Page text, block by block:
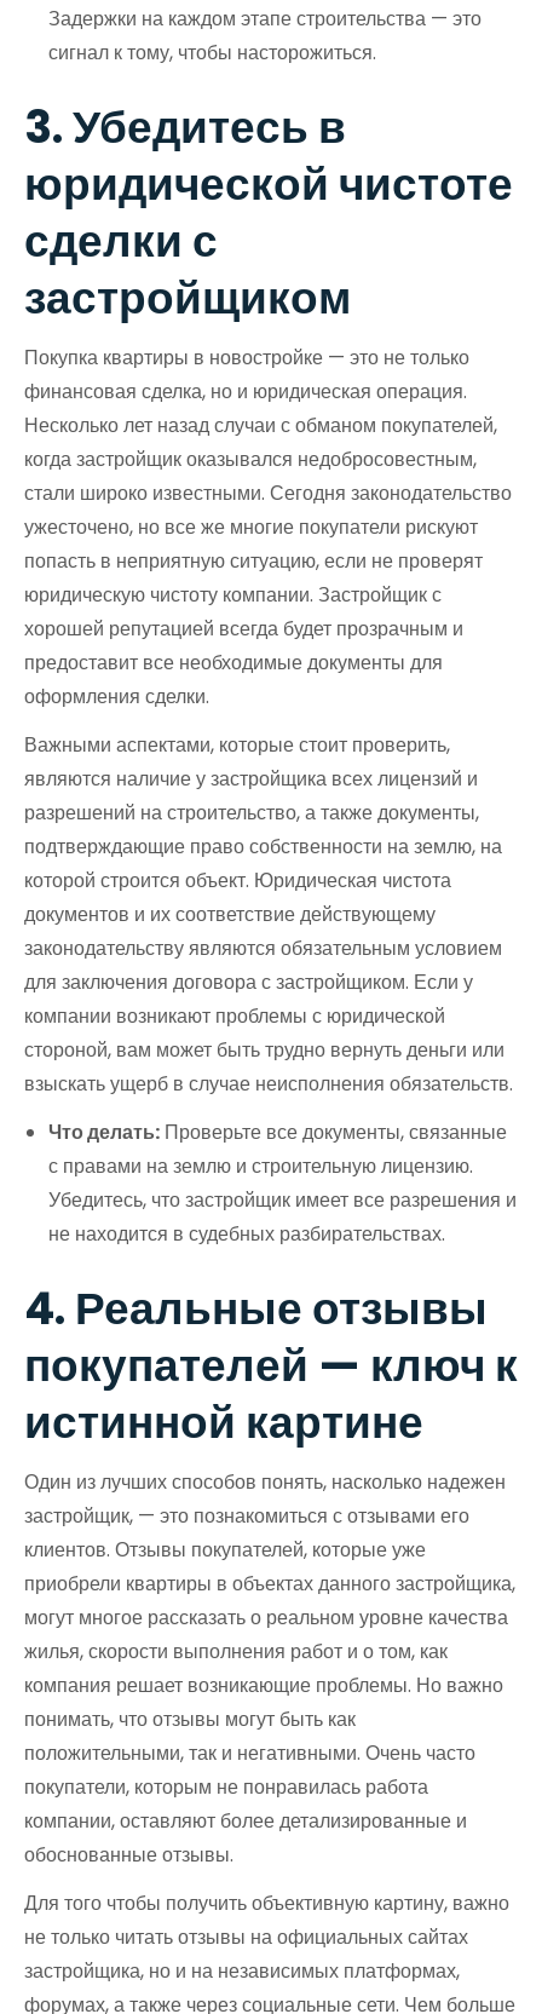
Задержки на каждом этапе строительства — это
сигнал к тому, чтобы насторожиться.
3. Убедитесь в
юридической чистоте
сделки с
застройщиком
Покупка квартиры в новостройке — это не только
финансовая сделка, но и юридическая операция.
Несколько лет назад случаи с обманом покупателей,
когда застройщик оказывался недобросовестным,
стали широко известными. Сегодня законодательство
ужесточено, но все же многие покупатели рискуют
попасть в неприятную ситуацию, если не проверят
юридическую чистоту компании. Застройщик с
хорошей репутацией всегда будет прозрачным и
предоставит все необходимые документы для
оформления сделки.
Важными аспектами, которые стоит проверить,
являются наличие у застройщика всех лицензий и
разрешений на строительство, а также документы,
подтверждающие право собственности на землю, на
которой строится объект. Юридическая чистота
документов и их соответствие действующему
законодательству являются обязательным условием
для заключения договора с застройщиком. Если у
компании возникают проблемы с юридической
стороной, вам может быть трудно вернуть деньги или
взыскать ущерб в случае неисполнения обязательств.
Что делать: Проверьте все документы, связанные
с правами на землю и строительную лицензию.
Убедитесь, что застройщик имеет все разрешения и
не находится в судебных разбирательствах.
4. Реальные отзывы
покупателей — ключ к
истинной картине
Один из лучших способов понять, насколько надежен
застройщик, — это познакомиться с отзывами его
клиентов. Отзывы покупателей, которые уже
приобрели квартиры в объектах данного застройщика,
могут многое рассказать о реальном уровне качества
жилья, скорости выполнения работ и о том, как
компания решает возникающие проблемы. Но важно
понимать, что отзывы могут быть как
положительными, так и негативными. Очень часто
покупатели, которым не понравилась работа
компании, оставляют более детализированные и
обоснованные отзывы.
Для того чтобы получить объективную картину, важно
не только читать отзывы на официальных сайтах
застройщика, но и на независимых платформах,
форумах, а также через социальные сети. Чем больше